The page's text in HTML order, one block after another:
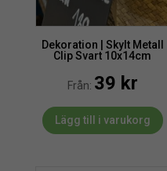
Dekoration | Skylt Metall
Clip Svart 10x14cm
Från: 39 kr
Lägg till i varukorg